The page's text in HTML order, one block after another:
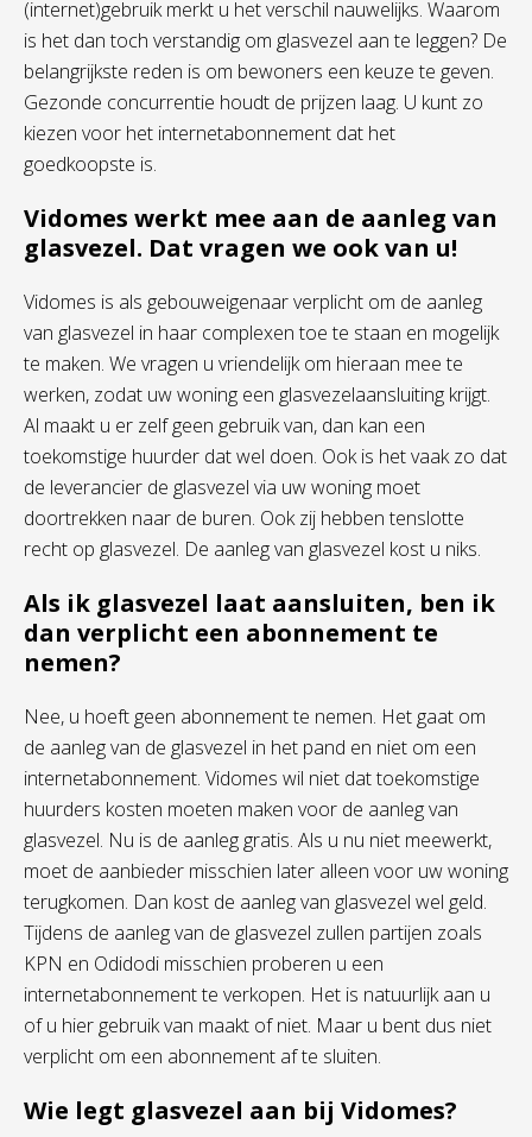
(internet)gebruik merkt u het verschil nauwelijks. Waarom
is het dan toch verstandig om glasvezel aan te leggen? De
belangrijkste reden is om bewoners een keuze te geven.
Gezonde concurrentie houdt de prijzen laag. U kunt zo
kiezen voor het internetabonnement dat het
goedkoopste is.
Vidomes werkt mee aan de aanleg van
glasvezel. Dat vragen we ook van u!
Vidomes is als gebouweigenaar verplicht om de aanleg
van glasvezel in haar complexen toe te staan en mogelijk
te maken. We vragen u vriendelijk om hieraan mee te
werken, zodat uw woning een glasvezelaansluiting krijgt.
Al maakt u er zelf geen gebruik van, dan kan een
toekomstige huurder dat wel doen. Ook is het vaak zo dat
de leverancier de glasvezel via uw woning moet
doortrekken naar de buren. Ook zij hebben tenslotte
recht op glasvezel. De aanleg van glasvezel kost u niks.
Als ik glasvezel laat aansluiten, ben ik
dan verplicht een abonnement te
nemen?
Nee, u hoeft geen abonnement te nemen. Het gaat om
de aanleg van de glasvezel in het pand en niet om een
internetabonnement. Vidomes wil niet dat toekomstige
huurders kosten moeten maken voor de aanleg van
glasvezel. Nu is de aanleg gratis. Als u nu niet meewerkt,
moet de aanbieder misschien later alleen voor uw woning
terugkomen. Dan kost de aanleg van glasvezel wel geld.
Tijdens de aanleg van de glasvezel zullen partijen zoals
KPN en Odidodi misschien proberen u een
internetabonnement te verkopen. Het is natuurlijk aan u
of u hier gebruik van maakt of niet. Maar u bent dus niet
verplicht om een abonnement af te sluiten.
Wie legt glasvezel aan bij Vidomes?